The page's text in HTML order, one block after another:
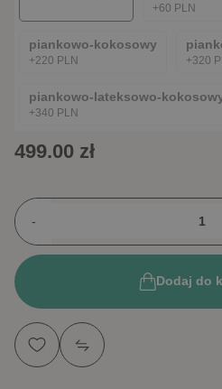
+60 PLN
piankowo-kokosowy
+220 PLN +320
piankowo-lateksowo-
+340 PLN
499.00 zł
-
Dodaj do